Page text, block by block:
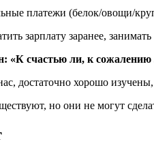
платежи (белок/овощи/
зарплату заранее,
«К счастью ли, к
достаточно хорошо
но они не могут